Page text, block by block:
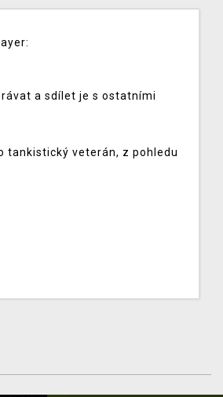
a sdílet je s ostatními
tankistický veterán, z pohledu